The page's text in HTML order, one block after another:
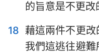
的旨意是不更改
18 藉這兩件不更改
我們這逃往避